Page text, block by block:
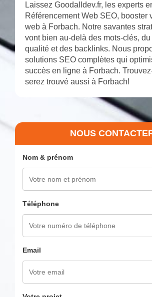
Laissez Goodalldev.fr, les experts
Référencement Web SEO, booster
web à Forbach. Notre savantes
vont bien au-delà des mots-clés,
qualité et des backlinks. Nous
solutions SEO complètes qui
succès en ligne à Forbach.
serez trouvé aussi à Forbach!
NOUS
Nom & prénom
Téléphone
Email